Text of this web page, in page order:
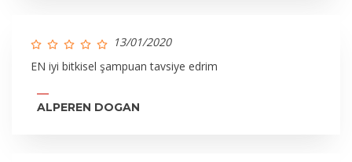
13/01/2020
EN iyi bitkisel şampuan tavsiye edrim
ALPEREN DOGAN